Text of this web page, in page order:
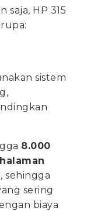
saja, HP 315
sistem
8.000
sehingga
sering
biaya